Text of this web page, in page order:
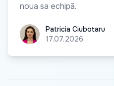
noua sa echipă.
Patricia Ciubotaru
Patricia Ciubotaru
17.07.2026